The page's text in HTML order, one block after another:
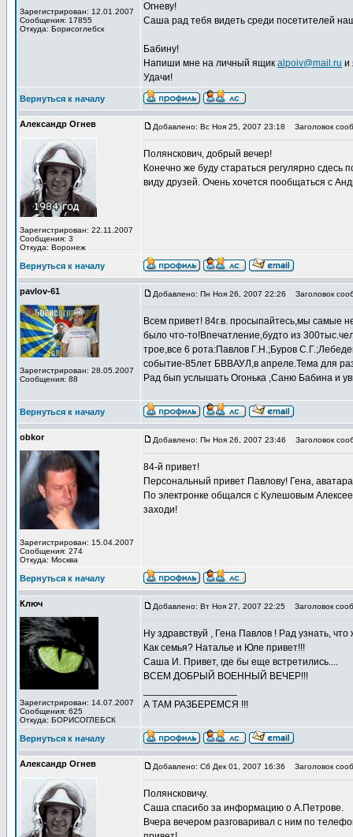
Зарегистрирован: 12.01.2007
Сообщения: 17855
Откуда: Борисоглебск
Огневу!
Саша рад тебя видеть среди посетителей
Бабину!
Напиши мне на личный ящик alpoiv@mail.ru и
Удачи!
Вернуться к началу
Александр Огнев
Зарегистрирован: 22.11.2007
Сообщения: 3
Откуда: Воронеж
Добавлено: Вс Ноя 25, 2007 23:18 Заголовок
Полянскович, добрый вечер!
Конечно же буду стараться регулярно
виду друзей. Очень хочется пообщаться с
Вернуться к началу
pavlov-61
Зарегистрирован: 28.05.2007
Сообщения: 88
Добавлено: Пн Ноя 26, 2007 22:26 Заголовок
Всем привет! 84г.в. просыпайтесь,мы самые
было что-то!Впечатление,будто из
трое,все 6 рота:Павлов Г.Н.;Буров
событие-85лет БВВАУЛ,в апреле.Тема для
Рад бып услышать Огонька ,Саню Бабина и
Вернуться к началу
obkor
Зарегистрирован: 15.04.2007
Сообщения: 274
Откуда: Москва
Добавлено: Пн Ноя 26, 2007 23:46 Заголовок
84-й привет!
Персональный привет Павлову! Гена,
По электронке общался с Кулешовым
заходи!
Вернуться к началу
Ключ
Зарегистрирован: 14.07.2007
Сообщения: 625
Откуда: БОРИСОГЛЕБСК
Добавлено: Вт Ноя 27, 2007 22:25 Заголовок
Ну здравствуй , Гена Павлов ! Рад узнать, что
Как семья? Наталье и Юле привет!!!
Саша И. Привет, где бы еще встретились....
ВСЕМ ДОБРЫЙ ВОЕННЫЙ ВЕЧЕР!!!
А ТАМ РАЗБЕРЕМСЯ !!!
Вернуться к началу
Александр Огнев Добавлено: Сб Дек 01, 2007 16:36 Заголовок
Полянсковичу.
Саша спасибо за информацию о А.Петрове.
Вчера вечером разговаривал с ним по